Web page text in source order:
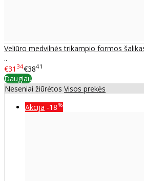
Veliūro medvilnės trikampio formos
..
€31 34€3841
Daugiau
Neseniai žiūrėtos Visos prekės
Akcija -18%